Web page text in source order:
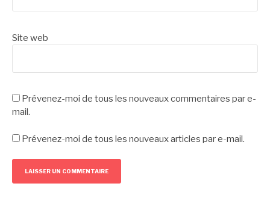
Site web
Prévenez-moi de tous les nouveaux commentaires par e-
mail.
Prévenez-moi de tous les nouveaux articles par e-mail.